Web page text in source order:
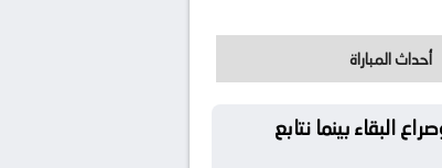
أحداث المباراة
البقاء بينما نتابع